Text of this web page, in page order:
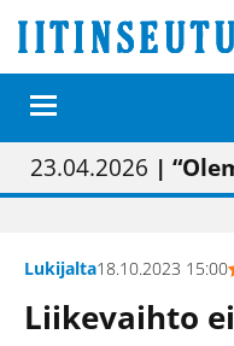
01.02.2026 | Painon
05.02.2026 |
23.04.2026 | “Olemme
09.05.2026| "Maalla on
Lukijalta18.10.2023 15:00
Liikevaihto